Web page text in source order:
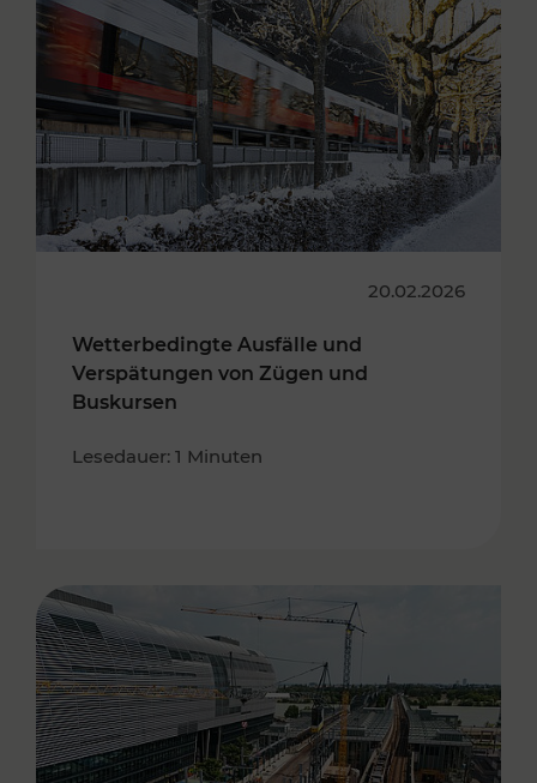
20.02.2026
Wetterbedingte Ausfälle und
Verspätungen von Zügen und
Buskursen
Lesedauer: 1 Minuten